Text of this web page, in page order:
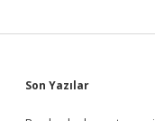
Sidebar
Son Yazılar